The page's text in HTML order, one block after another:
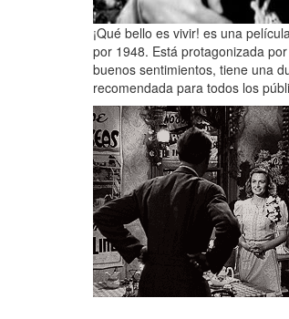
¡Qué bello es vivir! es una
por 1948. Está protagonizada
buenos sentimientos, tiene una
recomendada para todos los